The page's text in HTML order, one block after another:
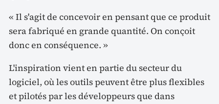
« Il s'agit de concevoir en pensant que ce produit
sera fabriqué en grande quantité. On conçoit
donc en conséquence. »
L'inspiration vient en partie du secteur du
logiciel, où les outils peuvent être plus flexibles
et pilotés par les développeurs que dans